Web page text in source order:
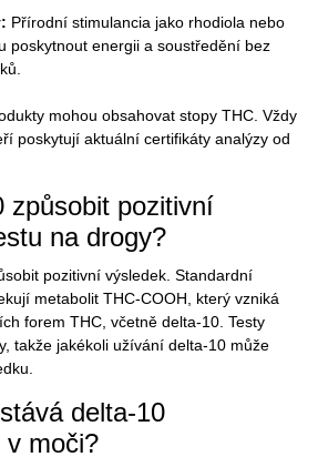
Přírodní stimulancia jako rhodiola nebo
poskytnout energii a soustředění bez
mohou obsahovat stopy THC. Vždy
poskytují aktuální certifikáty analýzy od
způsobit pozitivní
na drogy?
pozitivní výsledek. Standardní
metabolit THC-COOH, který vzniká
forem THC, včetně delta-10. Testy
takže jakékoli užívání delta-10 může
delta-10
v moči?